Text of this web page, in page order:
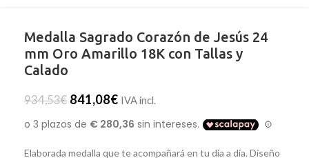
Medalla Sagrado Corazón de Jesús 24
mm Oro Amarillo 18K con Tallas y
Calado
934,53€ 841,08€ IVA incl.
Elaborada medalla que te acompañará en tu día a día. Diseño